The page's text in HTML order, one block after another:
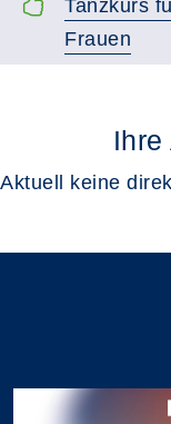
Tanzkurs
Frauen
Aktuell keine